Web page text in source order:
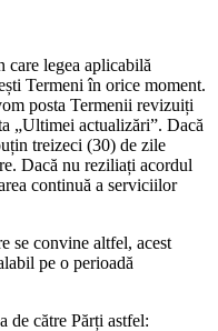
legea aplicabilă
Termeni în orice moment.
posta Termenii revizuiți
„Ultimei actualizări”. Dacă
treizeci (30) de zile
Dacă nu reziliați acordul
continuă a serviciilor
se convine altfel, acest
pe o perioadă
de către Părți astfel: